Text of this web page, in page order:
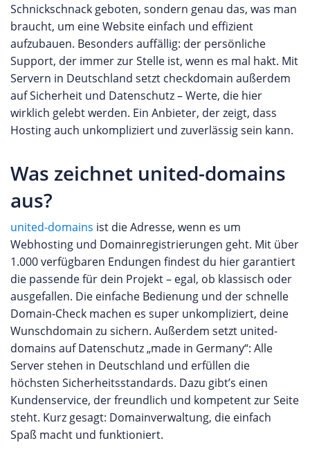
Schnickschnack geboten, sondern genau das, was man
braucht, um eine Website einfach und effizient
aufzubauen. Besonders auffällig: der persönliche
Support, der immer zur Stelle ist, wenn es mal hakt. Mit
Servern in Deutschland setzt checkdomain außerdem
auf Sicherheit und Datenschutz – Werte, die hier
wirklich gelebt werden. Ein Anbieter, der zeigt, dass
Hosting auch unkompliziert und zuverlässig sein kann.
Was zeichnet united-domains
aus?
united-domains ist die Adresse, wenn es um
Webhosting und Domainregistrierungen geht. Mit über
1.000 verfügbaren Endungen findest du hier garantiert
die passende für dein Projekt – egal, ob klassisch oder
ausgefallen. Die einfache Bedienung und der schnelle
Domain-Check machen es super unkompliziert, deine
Wunschdomain zu sichern. Außerdem setzt united-
domains auf Datenschutz „made in Germany“: Alle
Server stehen in Deutschland und erfüllen die
höchsten Sicherheitsstandards. Dazu gibt’s einen
Kundenservice, der freundlich und kompetent zur Seite
steht. Kurz gesagt: Domainverwaltung, die einfach
Spaß macht und funktioniert.